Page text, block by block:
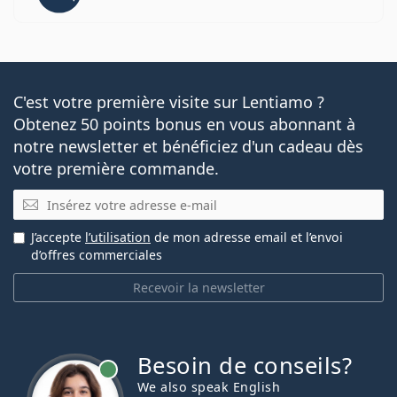
C'est votre première visite sur Lentiamo ?
Obtenez 50 points bonus en vous abonnant à
notre newsletter et bénéficiez d'un cadeau dès
votre première commande.
E-mail
Recevoir la newsletter
J’accepte l’utilisation de mon adresse email et l’envoi
d’offres commerciales
Besoin de conseils?
We also speak English